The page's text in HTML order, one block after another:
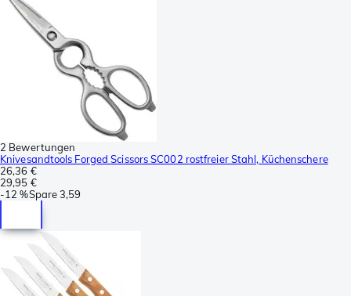
2 Bewertungen
Knivesandtools Forged Scissors SC002 rostfreier Stahl, Küchenschere
26,36 €
29,95 €
-12 %Spare3,59